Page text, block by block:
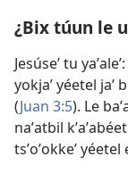
¿Bix túun le
Jesúseʼ tu
yokjaʼ yéetel jaʼ
(Juan 3:5). Le
naʼatbil kʼaʼabéet
tsʼoʼokkeʼ